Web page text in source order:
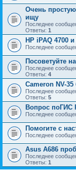
Очень
ищу
Последнее
Ответы: 1
HP iPAQ 4700
Последнее
Посоветуйте
Последнее
Ответы: 4
Cameron NV-
Последнее
Ответы: 5
Вопрос поГИС
Последнее
Помогите с
Последнее
Asus A686
Последнее
Ответы: 1